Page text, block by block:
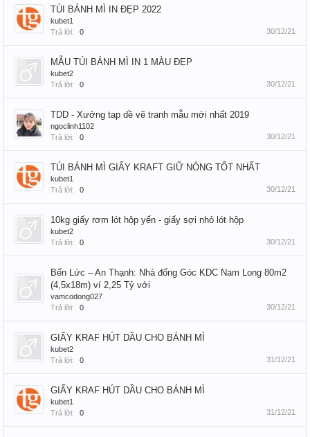
TÚI BÁNH MÌ IN ĐẸP 2022
kubet1
Trả lời:
0 30/12/21
MẪU TÚI BÁNH MÌ IN 1 MÀU ĐẸP
kubet2
Trả lời:
0 30/12/21
TDD - Xưởng tạp dề vẽ tranh mẫu mới nhất 2019
ngoclinh1102
Trả lời:
0 30/12/21
TÚI BÁNH MÌ GIẤY KRAFT GIỮ NÓNG TỐT NHẤT
kubet1
Trả lời:
0 30/12/21
10kg giấy rơm lót hộp yến - giấy sợi nhỏ lót hộp
kubet2
Trả lời:
0 30/12/21
Bến Lức – An Thạnh: Nhà đống Góc KDC Nam Long 80m2
(4,5x18m) ví 2,25 Tỷ với
vamcodong027
Trả lời:
0 30/12/21
GIẤY KRAF HÚT DẦU CHO BÁNH MÌ
kubet2
Trả lời:
0 31/12/21
GIẤY KRAF HÚT DẦU CHO BÁNH MÌ
kubet1
Trả lời:
0 31/12/21